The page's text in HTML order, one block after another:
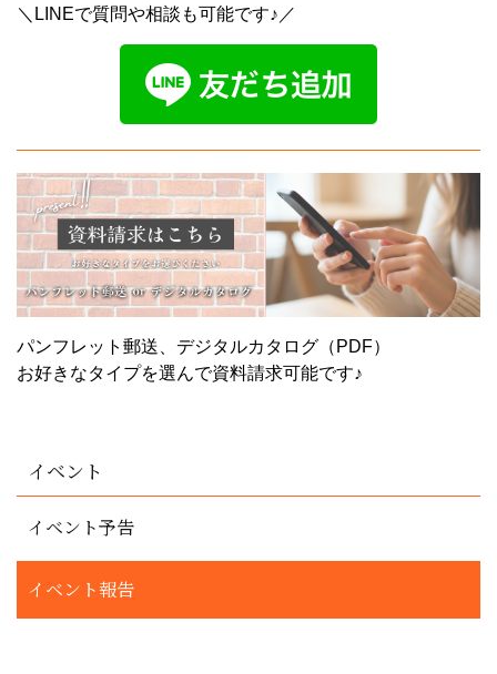
＼LINEで質問や相談も可能です♪／
パンフレット郵送、デジタルカタログ（PDF）
お好きなタイプを選んで資料請求可能です♪
イベント
イベント予告
イベント報告